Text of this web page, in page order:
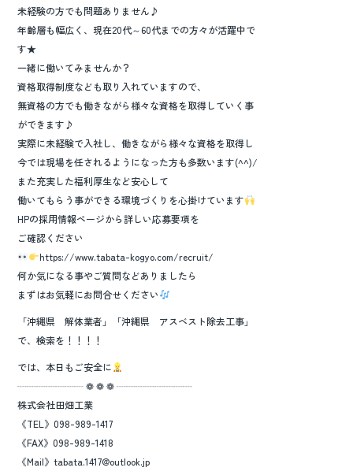
未経験の方でも問題ありません♪
年齢層も幅広く、現在20代～60代までの方々が活躍中で
す★
一緒に働いてみませんか？
資格取得制度なども取り入れていますので、
無資格の方でも働きながら様々な資格を取得していく事
ができます♪
実際に未経験で入社し、働きながら様々な資格を取得し
今では現場を任されるようになった方も多数います(^^)/
また充実した福利厚生など安心して
働いてもらう事ができる環境づくりを心掛けています
HPの採用情報ページから詳しい応募要項を
ご確認ください
https://www.tabata-kogyo.com/recruit/
何か気になる事やご質問などありましたら
まずはお気軽にお問合せください
「沖縄県 解体業者」「沖縄県 アスベスト除去工事」
で、検索を！！！！
では、本日もご安全に
┈┈┈┈┈┈┈ ❁ ❁ ❁ ┈┈┈┈┈┈┈┈
株式会社田畑工業
《TEL》098-989-1417
《FAX》098-989-1418
《Mail》tabata.1417@outlook.jp